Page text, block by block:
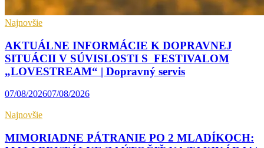
Najnovšie
AKTUÁLNE INFORMÁCIE K DOPRAVNEJ
SITUÁCII V SÚVISLOSTI S FESTIVALOM
„LOVESTREAM“ | Dopravný servis
07/08/202607/08/2026
Najnovšie
MIMORIADNE PÁTRANIE PO 2 MLADÍKOCH: